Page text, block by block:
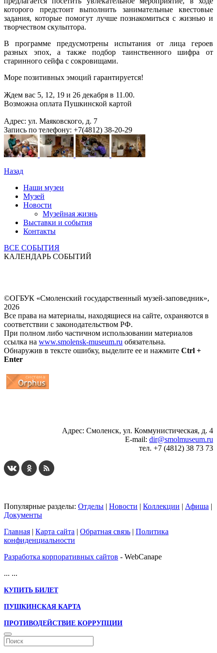
которого предстоит выполнить занимательные квестовые
задания, которые помогут лучше познакомиться с жизнью и
творчеством скульптора.
В программе предусмотрены испытания от лица героев
разных эпох, а также подбор таинственного шифра от
старинного сейфа с сокровищами.
Море позитивных эмоций гарантируется!
Ждем вас 5, 12, 19 и 26 декабря в 11.00.
Возможна оплата Пушкинской картой
Адрес: ул. Маяковского, д. 7
Запись по телефону: +7(4812) 38-20-29
Назад
Наши музеи
Музей
Новости
Музейная жизнь
Выставки и события
Контакты
ВСЕ СОБЫТИЯ
КАЛЕНДАРЬ СОБЫТИЙ
©ОГБУК «Смоленский государственный музей-заповедник»,
2026
Все права на материалы, находящиеся на сайте, охраняются в
соответствии с законодательством РФ.
При полном либо частичном использовании материалов
ссылка на www.smolensk-museum.ru обязательна.
Обнаружив в тексте ошибку, выделите ее и нажмите Ctrl +
Enter
Адрес: Смоленск, ул. Коммунистическая, д. 4
E-mail: dir@smolmuseum.ru
тел. +7 (4812) 38 73 73
Популярные разделы: Отделы | Новости | Коллекции | Афиша |
Документы
Главная | Карта сайта | Обратная связь | Политика
конфиденциальности
Разработка корпоративных сайтов - WebCanape
... ...
КУПИТЬ БИЛЕТ
ПУШКИНСКАЯ КАРТА
ПРОТИВОДЕЙСТВИЕ КОРРУПЦИИ